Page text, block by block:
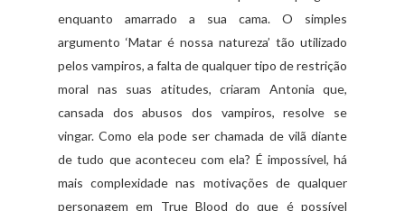
enquanto amarrado a sua cama. O simples
argumento ‘Matar é nossa natureza’ tão utilizado
pelos vampiros, a falta de qualquer tipo de restrição
moral nas suas atitudes, criaram Antonia que,
cansada dos abusos dos vampiros, resolve se
vingar. Como ela pode ser chamada de vilã diante
de tudo que aconteceu com ela? É impossível, há
mais complexidade nas motivações de qualquer
personagem em True Blood do que é possível